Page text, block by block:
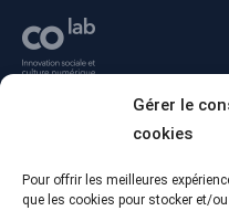
Gérer le
cookies
Pour offrir les meilleures
que les cookies pour stocker et/